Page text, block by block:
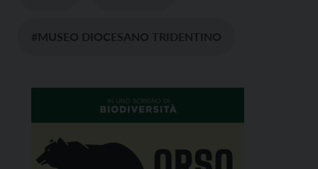
#MUSEO DIOCESANO TRIDENTINO